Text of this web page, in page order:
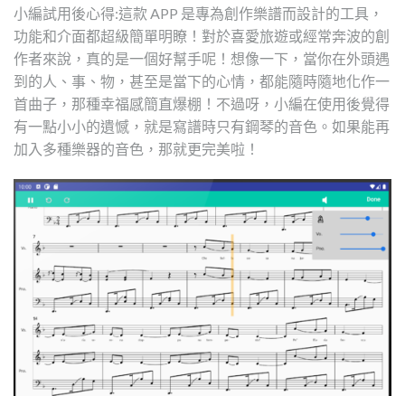
小編試用後心得:這款 APP 是專為創作樂譜而設計的工具，
功能和介面都超級簡單明瞭！對於喜愛旅遊或經常奔波的創
作者來說，真的是一個好幫手呢！想像一下，當你在外頭遇
到的人、事、物，甚至是當下的心情，都能隨時隨地化作一
首曲子，那種幸福感簡直爆棚！不過呀，小編在使用後覺得
有一點小小的遺憾，就是寫譜時只有鋼琴的音色。如果能再
加入多種樂器的音色，那就更完美啦！